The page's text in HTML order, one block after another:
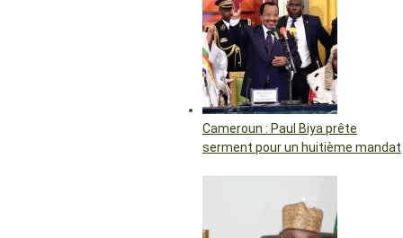
Cameroun : Paul Biya prête
serment pour un huitième mandat